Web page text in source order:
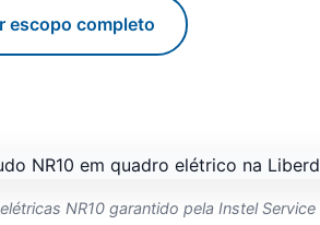
escopo completo
NR10 garantido pela Instel Service